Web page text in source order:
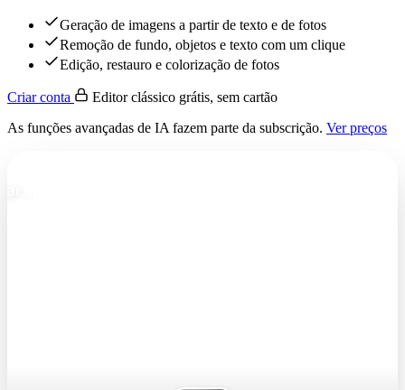
Geração de imagens a partir de texto e de fotos
Remoção de fundo, objetos e texto com um clique
Edição, restauro e colorização de fotos
Criar conta
Editor clássico grátis, sem cartão
As funções avançadas de IA fazem parte da subscrição. Ver preços